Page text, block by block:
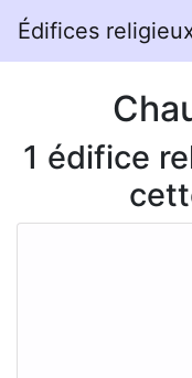
Édifices
1 édifice